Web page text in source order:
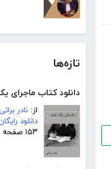
تازه‌ها
دانلود کتاب ماجرای
از: نادر براتی
دانلود
۱۵۳ صفحه